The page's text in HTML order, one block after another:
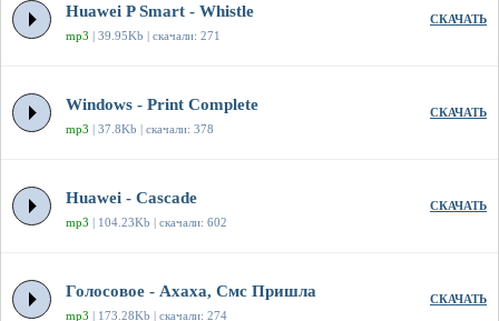
Huawei P Smart - Whistle
mp3 | 39.95Kb | скачали: 271
СКАЧАТЬ
Windows - Print Complete
mp3 | 37.8Kb | скачали: 378
СКАЧАТЬ
Huawei - Cascade
mp3 | 104.23Kb | скачали: 602
СКАЧАТЬ
Голосовое - Ахаха, Смс Пришла
mp3 | 173.28Kb | скачали: 274
СКАЧАТЬ